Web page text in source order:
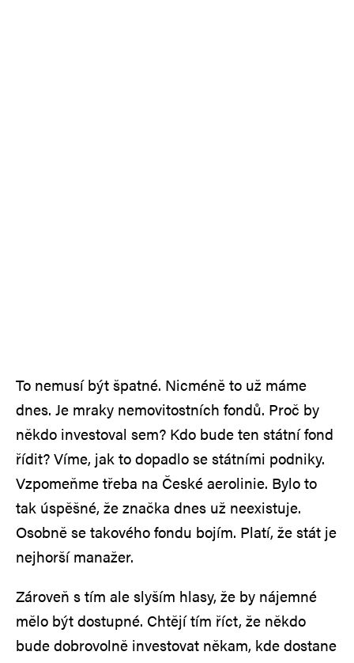
To nemusí být špatné. Nicméně to už máme
dnes. Je mraky nemovitostních fondů. Proč by
někdo investoval sem? Kdo bude ten státní fond
řídit? Víme, jak to dopadlo se státními podniky.
Vzpomeňme třeba na České aerolinie. Bylo to
tak úspěšné, že značka dnes už neexistuje.
Osobně se takového fondu bojím. Platí, že stát je
nejhorší manažer.
Zároveň s tím ale slyším hlasy, že by nájemné
mělo být dostupné. Chtějí tím říct, že někdo
bude dobrovolně investovat někam, kde dostane